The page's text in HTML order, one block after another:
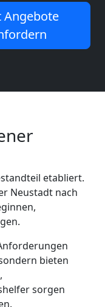
Angebote
etabliert.
Neustadt nach
bieten
sorgen